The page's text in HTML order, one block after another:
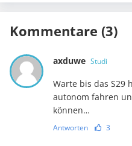
Kommentare (3)
axduwe Studi
Warte bis das S29
autonom fahren
können…
Antworten 3